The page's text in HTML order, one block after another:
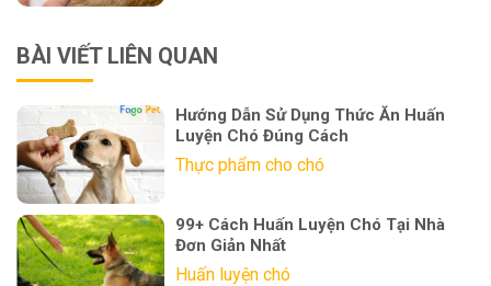
BÀI VIẾT LIÊN QUAN
Hướng Dẫn Sử Dụng Thức Ăn Huấn
Luyện Chó Đúng Cách
Thực phẩm cho chó
99+ Cách Huấn Luyện Chó Tại Nhà
Đơn Giản Nhất
Huấn luyện chó